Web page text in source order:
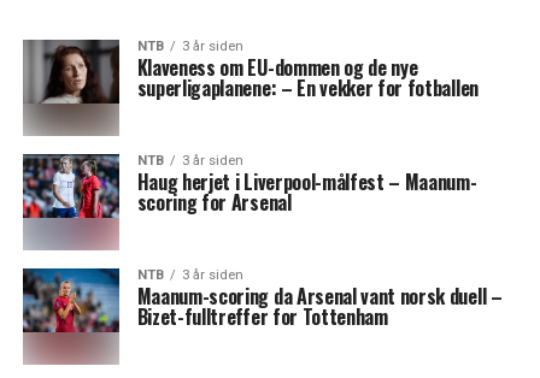
NTB 3 år siden
Klaveness om EU-dommen og de nye
superligaplanene: – En vekker for fotballen
NTB 3 år siden
Haug herjet i Liverpool-målfest – Maanum-
scoring for Arsenal
NTB 3 år siden
Maanum-scoring da Arsenal vant norsk duell –
Bizet-fulltreffer for Tottenham